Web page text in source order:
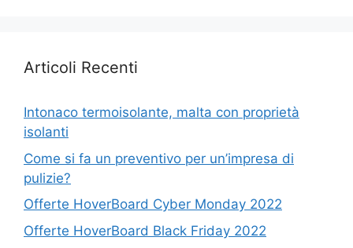
Articoli Recenti
Intonaco termoisolante, malta con proprietà
isolanti
Come si fa un preventivo per un’impresa di
pulizie?
Offerte HoverBoard Cyber Monday 2022
Offerte HoverBoard Black Friday 2022